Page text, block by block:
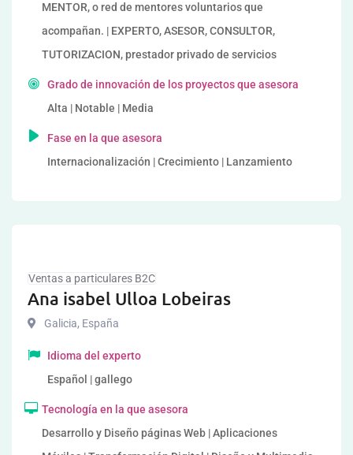
MENTOR, o red de mentores voluntarios que
acompañan. | EXPERTO, ASESOR, CONSULTOR,
TUTORIZACION, prestador privado de servicios
Grado de innovación de los proyectos que asesora
Alta | Notable | Media
Fase en la que asesora
Internacionalización | Crecimiento | Lanzamiento
Ventas a particulares B2C
Ana isabel Ulloa Lobeiras
Galicia, España
Idioma del experto
Español | gallego
Tecnología en la que asesora
Desarrollo y Diseño páginas Web | Aplicaciones